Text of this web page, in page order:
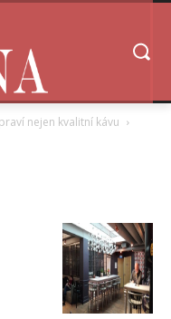
nejen kvalitní kávu